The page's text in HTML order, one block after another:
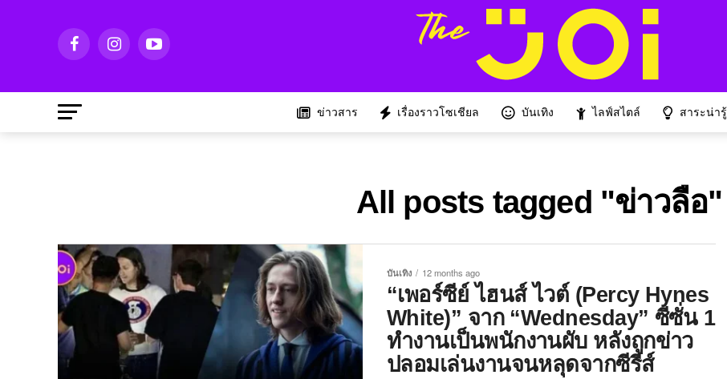
ข่าวสาร เรื่องราวโซเชียล บันเทิง ไลฟ์สไตล์ สาระน่ารู้
All posts tagged "ข่าวลือ"
บันเทิง 12 months ago
“เพอร์ซีย์ ไฮนส์ ไวต์ (Percy Hynes
White)” จาก “Wednesday” ซีซั่น 1
ทำงานเป็นพนักงานผับ หลังถูกข่าว
ปลอมเล่นงานจนหลุดจากซีรีส์